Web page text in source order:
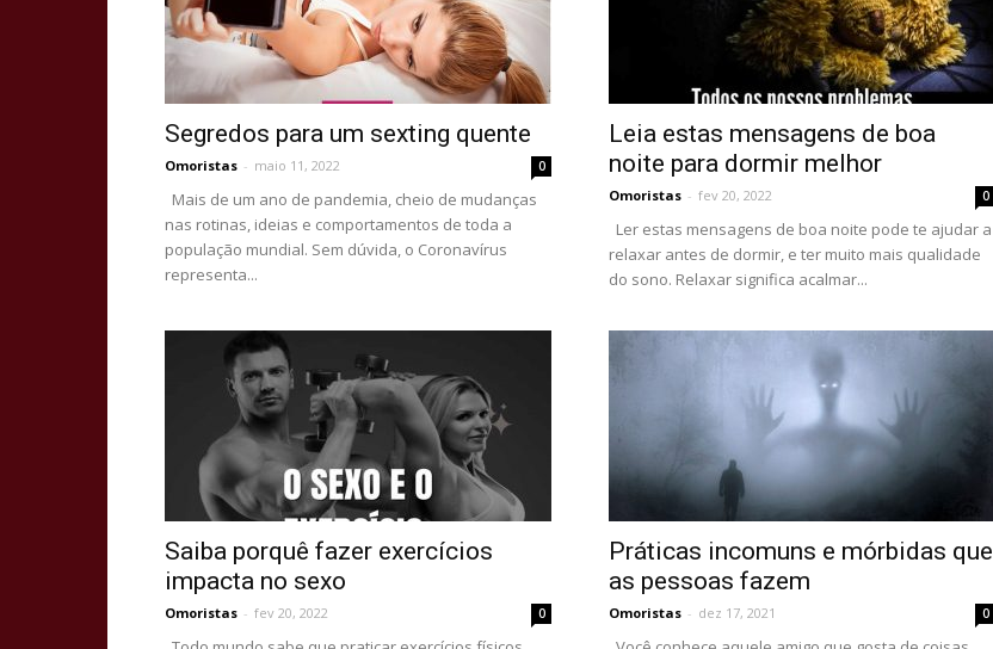
Segredos para um sexting quente
Omoristas - maio 11, 2022 0
Mais de um ano de pandemia, cheio de mudanças
nas rotinas, ideias e comportamentos de toda a
população mundial. Sem dúvida, o Coronavírus
representa...
Leia estas mensagens de boa
noite para dormir melhor
Omoristas - fev 20, 2022 0
Ler estas mensagens de boa noite pode te ajudar a
relaxar antes de dormir, e ter muito mais qualidade
do sono. Relaxar significa acalmar...
Saiba porquê fazer exercícios
impacta no sexo
Omoristas - fev 20, 2022 0
Práticas incomuns e mórbidas que
as pessoas fazem
Omoristas - dez 17, 2021 0